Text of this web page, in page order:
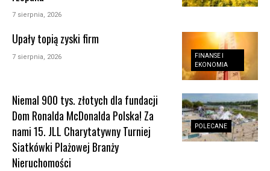
7 sierpnia, 2026
FINANSE I
EKONOMIA
Upały topią zyski firm
7 sierpnia, 2026
POLECANE
Niemal 900 tys. złotych dla fundacji
Dom Ronalda McDonalda Polska! Za
nami 15. JLL Charytatywny Turniej
Siatkówki Plażowej Branży
Nieruchomości